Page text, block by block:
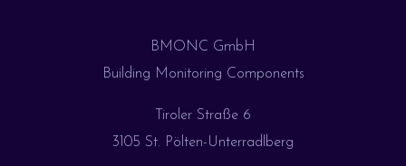
BMONC GmbH
Building Monitoring Components
Tiroler Straße 6
3105 St. Pölten-Unterradlberg